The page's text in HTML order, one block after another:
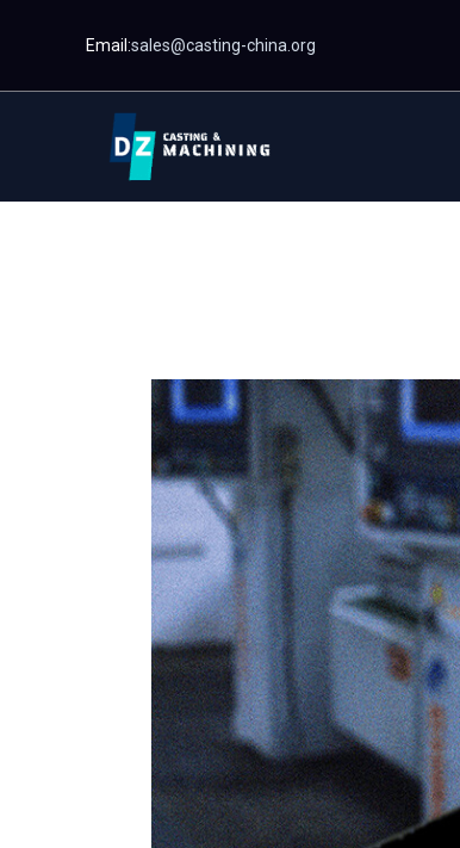
tartalomra
Email:sales@casting-china.org